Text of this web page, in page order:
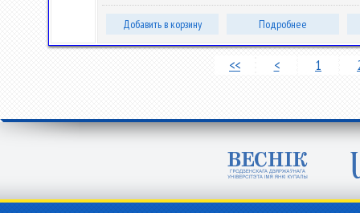
Добавить в корзину Подробнее
<< < 1